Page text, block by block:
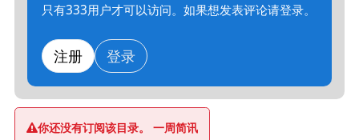
只有333用户才可以访问。如果想发表评论请登录。
注册 登录
你还没有订阅该目录。 一周简讯